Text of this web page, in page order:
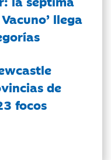
llega
de
focos